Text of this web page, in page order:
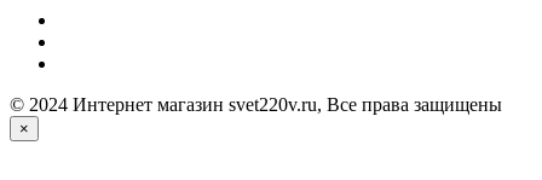
© 2024 Интернет магазин svet220v.ru, Все права защищены
×